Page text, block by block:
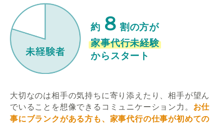
約 ８ 割の方が
家事代行未経験
からスタート
大切なのは相手の気持ちに寄り添えたり、相手が望ん
でいることを想像できるコミュニケーション力。 お仕
事にブランクがある方も、家事代行の仕事が初めての